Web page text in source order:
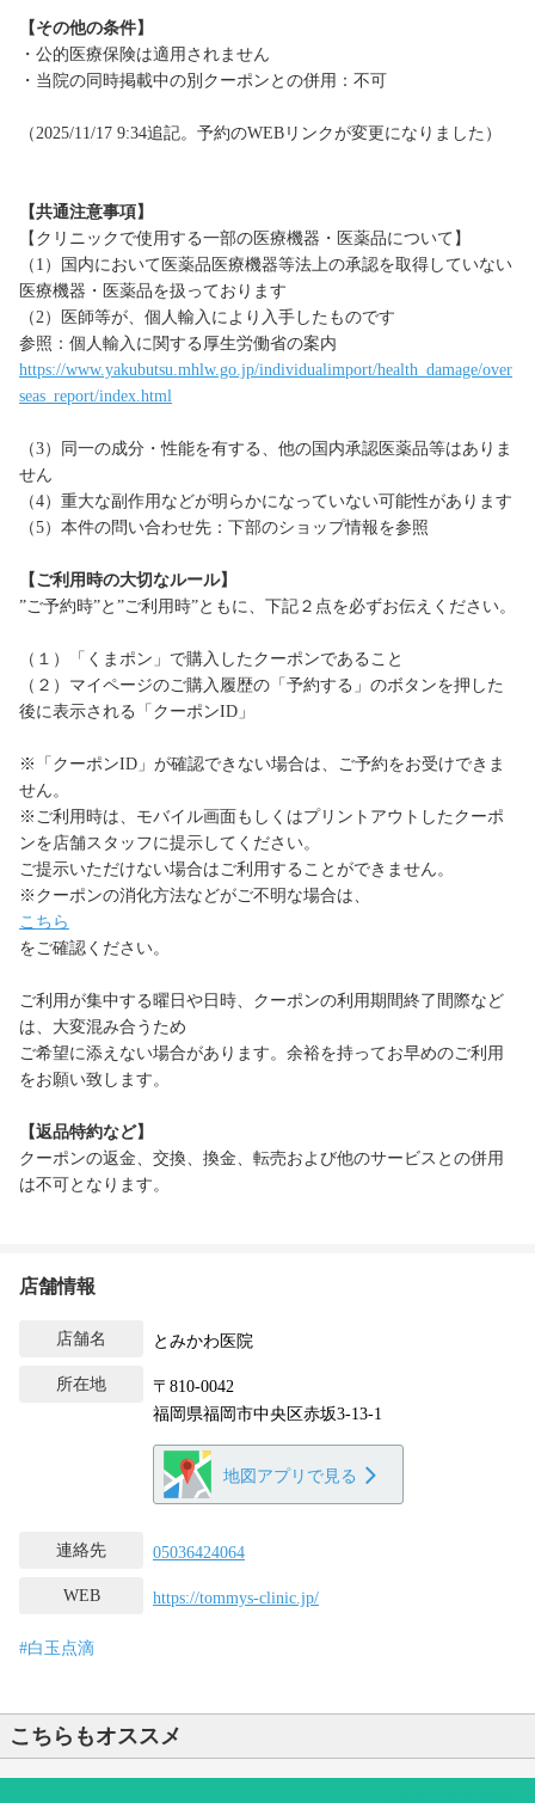
【その他の条件】
・公的医療保険は適用されません
・当院の同時掲載中の別クーポンとの併用：不可
（2025/11/17 9:34追記。予約のWEBリンクが変更になりました）
【共通注意事項】
【クリニックで使用する一部の医療機器・医薬品について】
（1）国内において医薬品医療機器等法上の承認を取得していない
医療機器・医薬品を扱っております
（2）医師等が、個人輸入により入手したものです
参照：個人輸入に関する厚生労働省の案内
https://www.yakubutsu.mhlw.go.jp/individualimport/health_damage/over
seas_report/index.html
（3）同一の成分・性能を有する、他の国内承認医薬品等はありま
せん
（4）重大な副作用などが明らかになっていない可能性があります
（5）本件の問い合わせ先：下部のショップ情報を参照
【ご利用時の大切なルール】
”ご予約時”と”ご利用時”ともに、下記２点を必ずお伝えください。
（１）「くまポン」で購入したクーポンであること
（２）マイページのご購入履歴の「予約する」のボタンを押した
後に表示される「クーポンID」
※「クーポンID」が確認できない場合は、ご予約をお受けできま
せん。
※ご利用時は、モバイル画面もしくはプリントアウトしたクーポ
ンを店舗スタッフに提示してください。
ご提示いただけない場合はご利用することができません。
※クーポンの消化方法などがご不明な場合は、
こちら
をご確認ください。
ご利用が集中する曜日や日時、クーポンの利用期間終了間際など
は、大変混み合うため
ご希望に添えない場合があります。余裕を持ってお早めのご利用
をお願い致します。
【返品特約など】
クーポンの返金、交換、換金、転売および他のサービスとの併用
は不可となります。
店舗情報
店舗名 とみかわ医院
所在地
〒810-0042
福岡県福岡市中央区赤坂3-13-1
地図アプリで見る
連絡先 05036424064
WEB https://tommys-clinic.jp/
#白玉点滴
こちらもオススメ